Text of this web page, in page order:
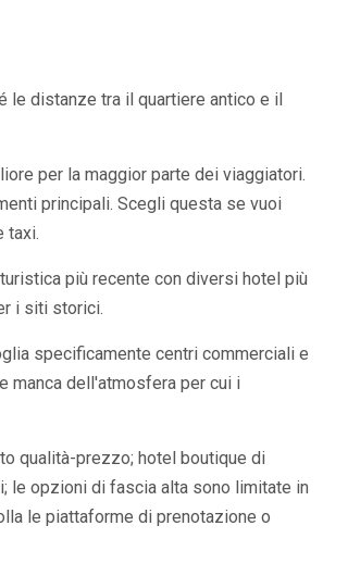
le distanze tra il quartiere antico e il
per la maggior parte dei viaggiatori.
principali. Scegli questa se vuoi
taxi.
più recente con diversi hotel più
i siti storici.
specificamente centri commerciali e
manca dell'atmosfera per cui i
qualità-prezzo; hotel boutique di
le opzioni di fascia alta sono limitate in
le piattaforme di prenotazione o